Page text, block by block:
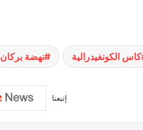
كاس الكونفيدرالية نهضة بركان
إتبعنا